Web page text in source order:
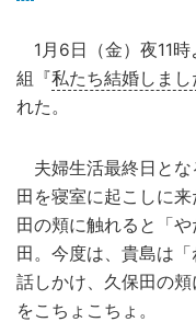
1月6日（金）夜11時
組『私たち結婚しまし
れた。
夫婦生活最終日とな
田を寝室に起こしに
田の頬に触れると「
田。今度は、貴島は
話しかけ、久保田の
をこちょこちょ。